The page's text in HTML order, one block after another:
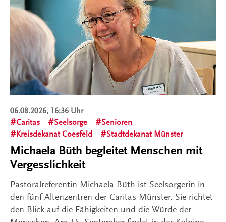
06.08.2026, 16:36 Uhr
Caritas
Seelsorge
Senioren
Kreisdekanat Coesfeld
Stadtdekanat Münster
Michaela Büth begleitet Menschen mit
Vergesslichkeit
Pastoralreferentin Michaela Büth ist Seelsorgerin in
den fünf Altenzentren der Caritas Münster. Sie richtet
den Blick auf die Fähigkeiten und die Würde der